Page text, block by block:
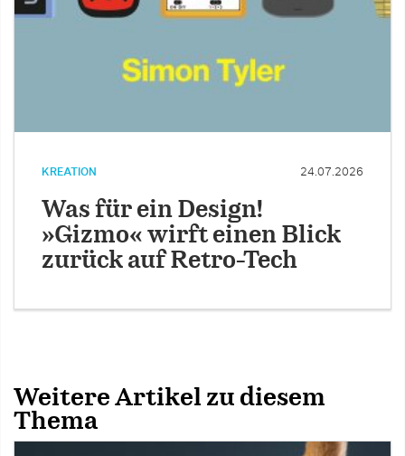
KREATION 24.07.2026
Was für ein Design!
»Gizmo« wirft einen Blick
zurück auf Retro-Tech
Weitere Artikel zu diesem
Thema